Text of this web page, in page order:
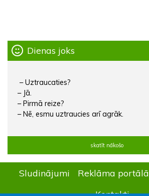
Dienas joks
– Uztraucaties?
– Jā.
– Pirmā reize?
– Nē, esmu uztraucies arī agrāk.
skatīt nākošo
Sludinājumi Reklāma portālā